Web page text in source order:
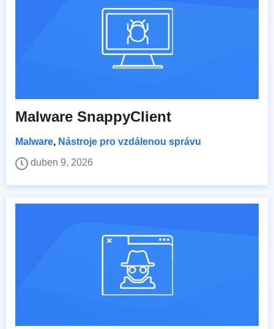
Malware SnappyClient
Malware, Nástroje pro vzdálenou správu
duben 9, 2026